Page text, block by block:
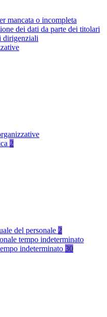
mancata o incompleta
dei dati da parte dei titolari
dirigenziali
2
del personale 2
tempo indeterminato
indeterminato 30